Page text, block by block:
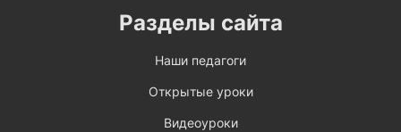
Разделы сайта
Наши педагоги
Открытые уроки
Видеоуроки